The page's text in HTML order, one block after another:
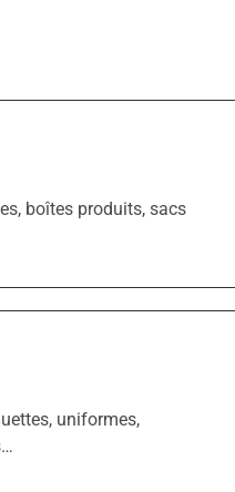
boîtes produits, sacs
uniformes,